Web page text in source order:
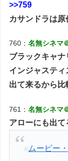
>>759
カサンドラは
760：名無シネマ
ブラックキャナ
インジャステ
出て来るから
761：名無シネマ
アローにも出て
ムービー